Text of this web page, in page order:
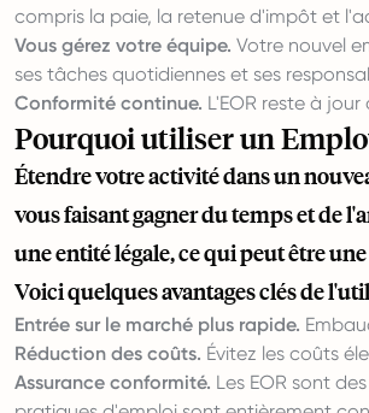
compris la paie, la retenue d'impôt et
Vous gérez votre équipe. Votre nouvel
ses tâches quotidiennes et ses
Conformité continue. L'EOR reste à
Pourquoi utiliser un
Étendre votre activité dans un
vous faisant gagner du temps et de
une entité légale, ce qui peut être
Voici quelques avantages clés de
Entrée sur le marché plus rapide.
Réduction des coûts. Évitez les coûts
Assurance conformité. Les EOR sont